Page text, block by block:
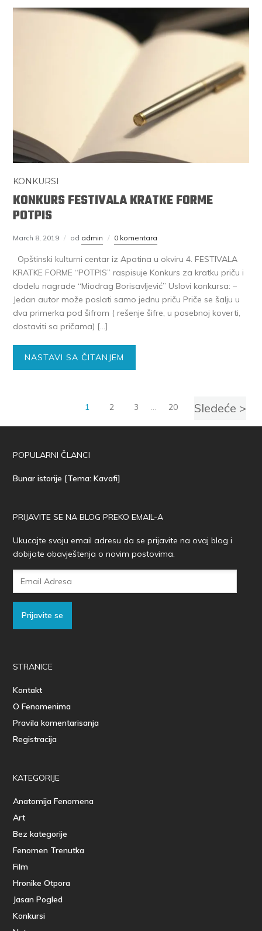
KONKURSI
KONKURS FESTIVALA KRATKE FORME
POTPIS
March 8, 2019 od admin 0 komentara
Opštinski kulturni centar iz Apatina u okviru 4. FESTIVALA
KRATKE FORME “POTPIS” raspisuje Konkurs za kratku priču i
dodelu nagrade “Miodrag Borisavljević” Uslovi konkursa: –
Jedan autor može poslati samo jednu priču Priče se šalju u
dva primerka pod šifrom ( rešenje šifre, u posebnoj koverti,
dostaviti sa pričama) […]
NASTAVI SA ČITANJEM
1 2 3 … 20 Sledeće >
POPULARNI ČLANCI
Bunar istorije [Tema: Kavafi]
PRIJAVITE SE NA BLOG PREKO EMAIL-A
Ukucajte svoju email adresu da se prijavite na ovaj blog i
dobijate obavještenja o novim postovima.
Prijavite se
STRANICE
Kontakt
O Fenomenima
Pravila komentarisanja
Registracija
KATEGORIJE
Anatomija Fenomena
Art
Bez kategorije
Fenomen Trenutka
Film
Hronike Otpora
Jasan Pogled
Konkursi